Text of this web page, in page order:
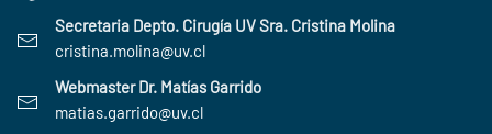
Secretaria Depto. Cirugía UV Sra. Cristina Molina
cristina.molina@uv.cl
Webmaster Dr. Matías Garrido
matias.garrido@uv.cl